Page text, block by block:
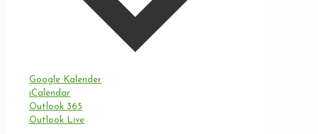
Google Kalender
iCalendar
Outlook 365
Outlook Live